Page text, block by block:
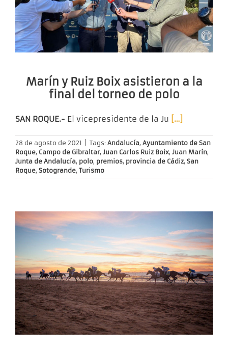
Marín y Ruiz Boix asistieron a la
final del torneo de polo
SAN ROQUE.- El vicepresidente de la Ju […]
28 de agosto de 2021 Tags: Andalucía, Ayuntamiento de San
Roque, Campo de Gibraltar, Juan Carlos Ruiz Boix, Juan Marín,
Junta de Andalucía, polo, premios, provincia de Cádiz, San
Roque, Sotogrande, Turismo